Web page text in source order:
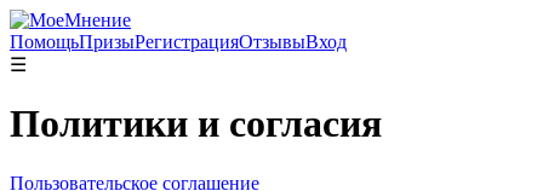
ПомощьПризыРегистрацияОтзывыВход
☰
Политики и согласия
Пользовательское соглашение